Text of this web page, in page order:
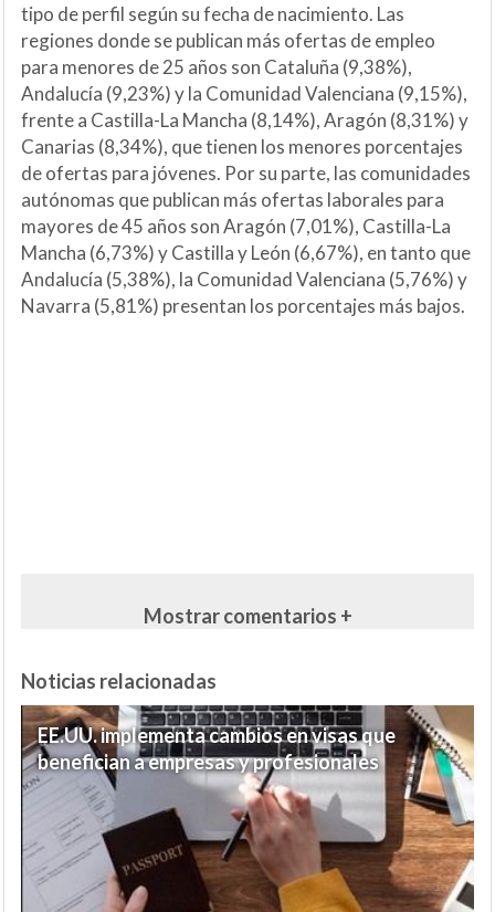
tipo de perfil según su fecha de nacimiento. Las
regiones donde se publican más ofertas de empleo
para menores de 25 años son Cataluña (9,38%),
Andalucía (9,23%) y la Comunidad Valenciana (9,15%),
frente a Castilla-La Mancha (8,14%), Aragón (8,31%) y
Canarias (8,34%), que tienen los menores porcentajes
de ofertas para jóvenes. Por su parte, las comunidades
autónomas que publican más ofertas laborales para
mayores de 45 años son Aragón (7,01%), Castilla-La
Mancha (6,73%) y Castilla y León (6,67%), en tanto que
Andalucía (5,38%), la Comunidad Valenciana (5,76%) y
Navarra (5,81%) presentan los porcentajes más bajos.
Mostrar comentarios +
Noticias relacionadas
EE.UU. implementa cambios en visas que
benefician a empresas y profesionales